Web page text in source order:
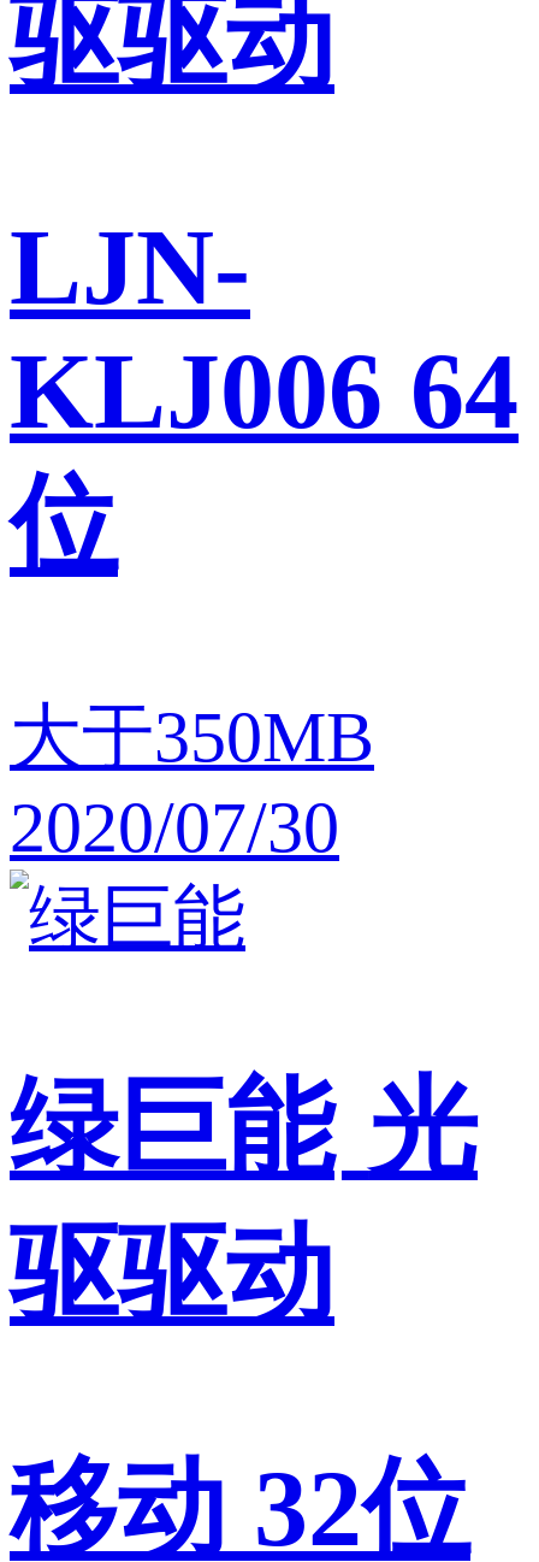
驱驱动
LJN-
KLJ006 64
位
大于350MB
2020/07/30
绿巨能 光
驱驱动
移动 32位